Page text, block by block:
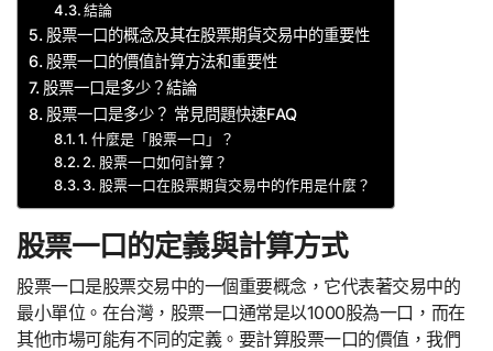
結論
股票一口的概念及其在股票期貨交易中的重要性
股票一口的價值計算方法和重要性
股票一口是多少？結論
股票一口是多少？ 常見問題快速FAQ
1. 什麼是「股票一口」？
2. 股票一口如何計算？
3. 股票一口在股票期貨交易中的作用是什麼？
股票一口的定義與計算方式
股票一口是股票交易中的一個重要概念，它代表著交易中的
最小單位。在台灣，股票一口通常是以1000股為一口，而在
其他市場可能有不同的定義。要計算股票一口的價值，我們